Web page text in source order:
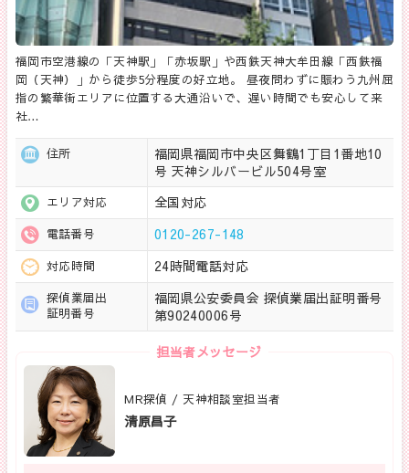
福岡市空港線の「天神駅」「赤坂駅」や西鉄天神大牟田線「西鉄福
岡（天神）」から徒歩5分程度の好立地。 昼夜問わずに賑わう九州屈
指の繁華街エリアに位置する大通沿いで、遅い時間でも安心して来
社…
住所
福岡県福岡市中央区舞鶴1丁目1番地10
号 天神シルバービル504号室
エリア対応 全国対応
電話番号 0120-267-148
対応時間 24時間電話対応
探偵業届出
証明番号
福岡県公安委員会 探偵業届出証明番号
第90240006号
担当者メッセージ
MR探偵 / 天神相談室担当者
清原昌子